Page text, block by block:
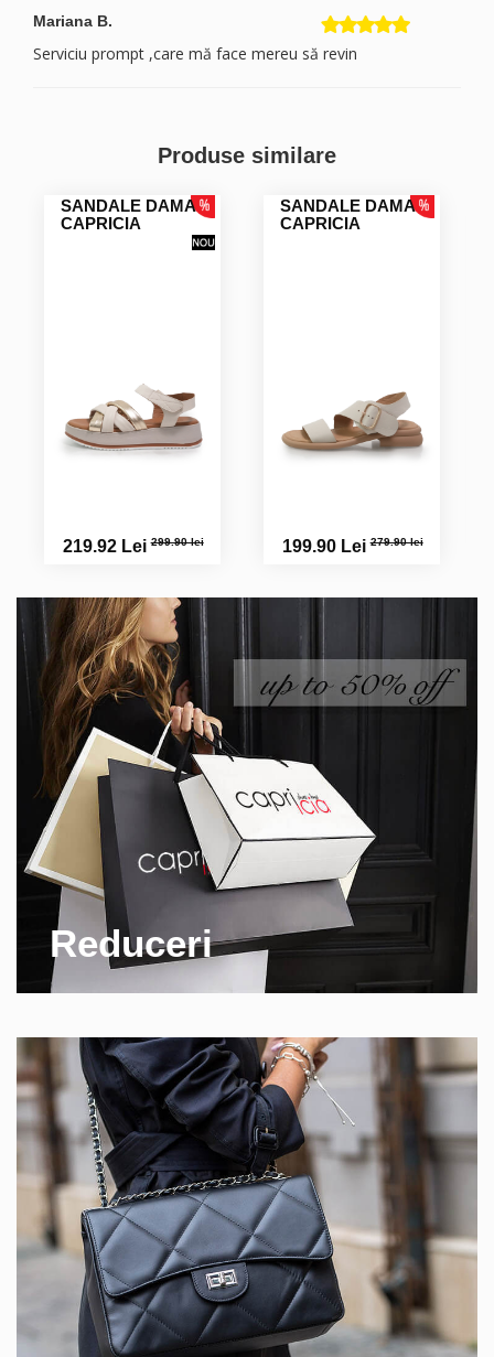
Mariana B.
Serviciu prompt ,care mă face mereu să revin
Produse similare
SANDALE DAMA
CAPRICIA
219.92 Lei299.90 lei
SANDALE DAMA
CAPRICIA
199.90 Lei279.90 lei
Reduceri